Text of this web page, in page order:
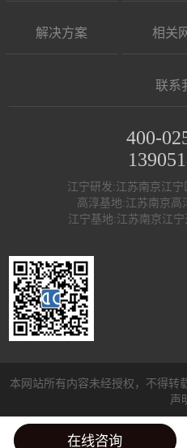
解决方案 相关
联系
400-
江宁研发:江苏南京江
高淳基地:江苏南京高
江宁基地:江苏南京江
本网站所有内容未经授权，不得转
声
Copyright (©) 2020 南京全控航
在线咨询